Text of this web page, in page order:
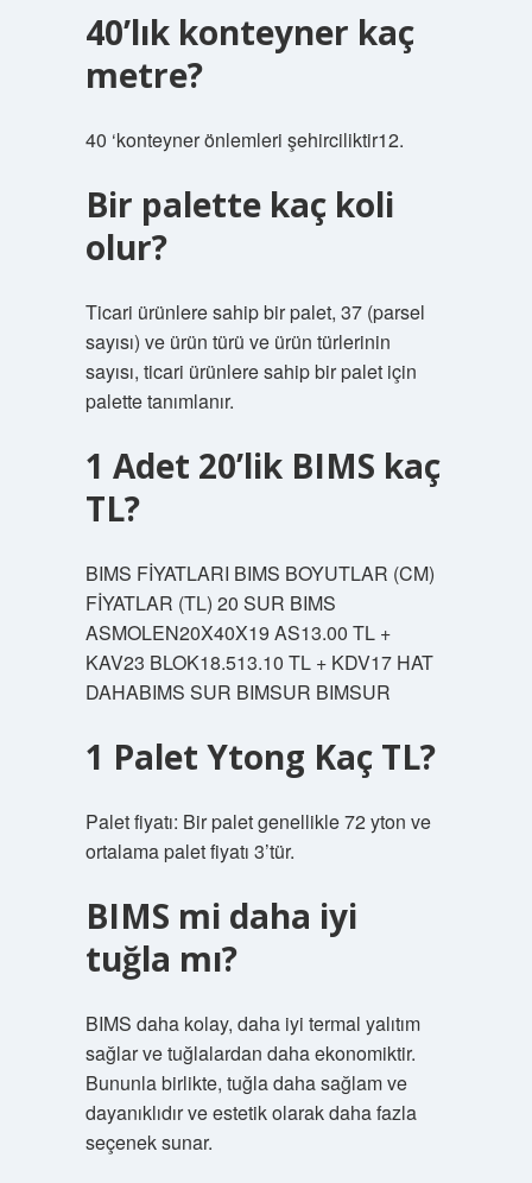
40’lık konteyner kaç
metre?
40 ‘konteyner önlemleri şehirciliktir12.
Bir palette kaç koli
olur?
Ticari ürünlere sahip bir palet, 37 (parsel
sayısı) ve ürün türü ve ürün türlerinin
sayısı, ticari ürünlere sahip bir palet için
palette tanımlanır.
1 Adet 20’lik BIMS kaç
TL?
BIMS FİYATLARI BIMS BOYUTLAR (CM)
FİYATLAR (TL) 20 SUR BIMS
ASMOLEN20X40X19 AS13.00 TL +
KAV23 BLOK18.513.10 TL + KDV17 HAT
DAHABIMS SUR BIMSUR BIMSUR
1 Palet Ytong Kaç TL?
Palet fiyatı: Bir palet genellikle 72 yton ve
ortalama palet fiyatı 3’tür.
BIMS mi daha iyi
tuğla mı?
BIMS daha kolay, daha iyi termal yalıtım
sağlar ve tuğlalardan daha ekonomiktir.
Bununla birlikte, tuğla daha sağlam ve
dayanıklıdır ve estetik olarak daha fazla
seçenek sunar.